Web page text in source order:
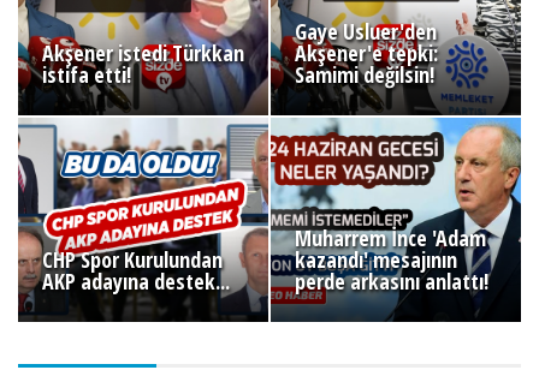
Akşener istedi Türkkan
istifa etti!
Gaye Usluer'den
Akşener'e tepki:
Samimi değilsin!
CHP Spor Kurulundan
AKP adayına destek...
Muharrem İnce 'Adam
kazandı' mesajının
perde arkasını anlattı!